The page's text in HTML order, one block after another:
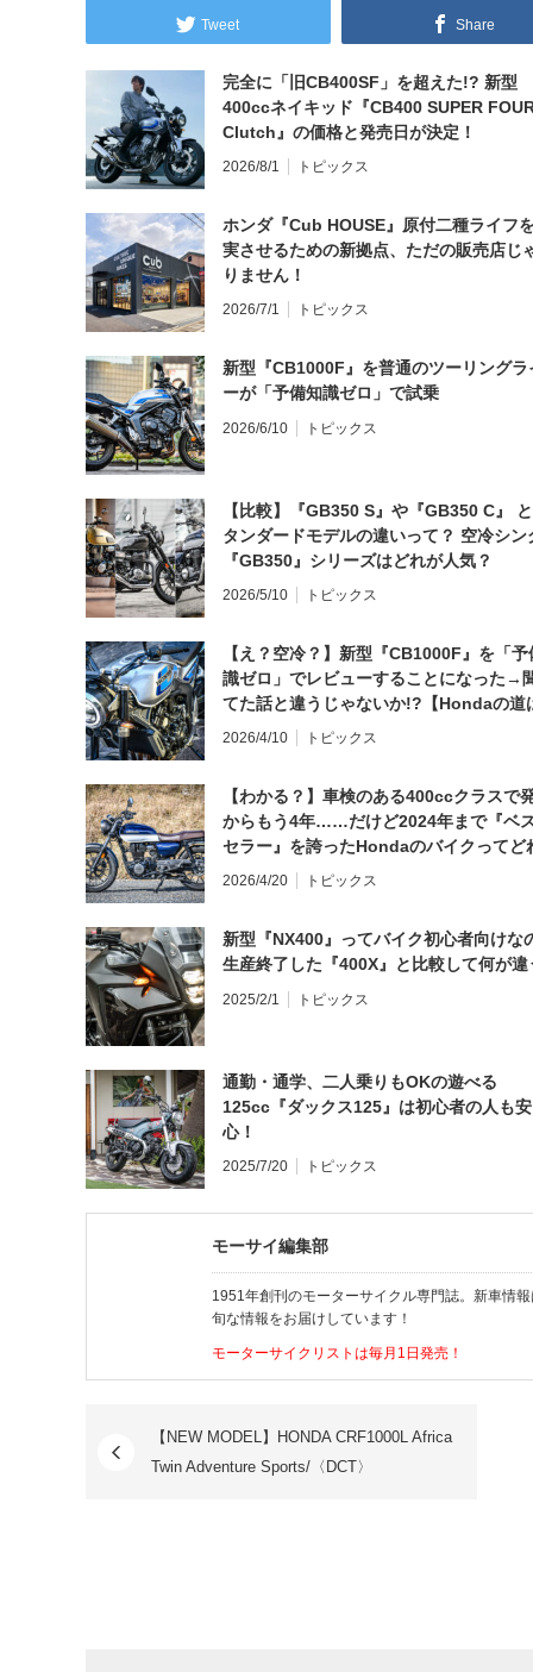
Tweet Share
完全に「旧CB400SF」を超えた!? 新型
400ccネイキッド『CB400 SUPER
Clutch』の価格と発売日が決定！
2026/8/1 トピックス
ホンダ『Cub HOUSE』原付二種ライフ
実させるための新拠点、ただの販売店じ
りません！
2026/7/1 トピックス
新型『CB1000F』を普通のツーリングラ
ーが「予備知識ゼロ」で試乗
2026/6/10 トピックス
【比較】『GB350 S』や『GB350 C』
タンダードモデルの違いって？ 空冷シン
『GB350』シリーズはどれが人気？
2026/5/10 トピックス
【え？空冷？】新型『CB1000F』を「予
識ゼロ」でレビューすることになった→
てた話と違うじゃないか!?【Hondaの道
日にしてならず／CB1000F ①第一印象
2026/4/10 トピックス
【わかる？】車検のある400ccクラスで
からもう4年……だけど2024年まで『ベ
セラー』を誇ったHondaのバイクってど
と思う？
2026/4/20 トピックス
新型『NX400』ってバイク初心者向けな
生産終了した『400X』と比較して何が違
2025/2/1 トピックス
通勤・通学、二人乗りもOKの遊べる
125cc『ダックス125』は初心者の人も安
心！
2025/7/20 トピックス
モーサイ編集部
1951年創刊のモーターサイクル専門誌。新車情
旬な情報をお届けしています！
モーターサイクリストは毎月1日発売！
【NEW MODEL】HONDA CRF1000L Africa
Twin Adventure Sports/〈DCT〉